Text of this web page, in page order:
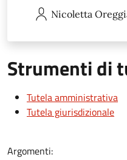
Nicoletta
Strumenti di
Tutela amministrativa
Tutela giurisdizionale
Argomenti: